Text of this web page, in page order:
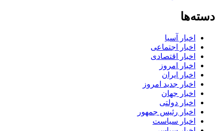
دسته‌ها
اخبار آسیا
اخبار اجتماعی
اخبار اقتصادی
اخبار امروز
اخبار ایران
اخبار جدید امروز
اخبار جهان
اخبار دولتی
اخبار رئیس جمهور
اخبار سیاست